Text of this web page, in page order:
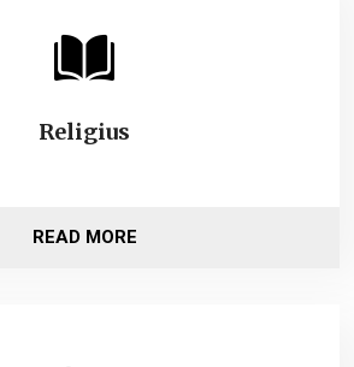
Religius
READ MORE